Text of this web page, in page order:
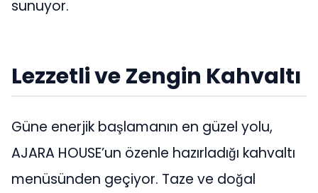
sunuyor.
Lezzetli ve Zengin Kahvaltı
Güne enerjik başlamanın en güzel yolu,
AJARA HOUSE’un özenle hazırladığı kahvaltı
menüsünden geçiyor. Taze ve doğal